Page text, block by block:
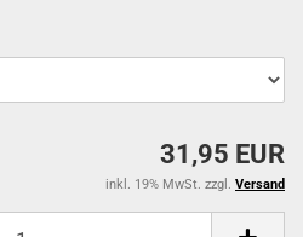
31,95 EUR
inkl. 19% MwSt. zzgl. Versand